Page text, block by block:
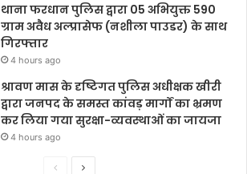
थाना फरधान पुलिस द्वारा 05 अभियुक्त 590
ग्राम अवैध अल्प्रासेफ (नशीला पाउडर) के साथ
गिरफ्तार
4 hours ago
श्रावण मास के दृष्टिगत पुलिस अधीक्षक खीरी
द्वारा जनपद के समस्त कांवड़ मार्गों का भ्रमण
कर लिया गया सुरक्षा-व्यवस्थाओं का जायजा
4 hours ago
PreviousNext